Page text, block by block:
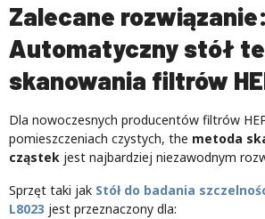
Zalecane rozwiązanie:
Automatyczny stół
skanowania filtrów
Dla nowoczesnych producentów filtrów
pomieszczeniach czystych, the metoda
cząstek jest najbardziej niezawodnym
Sprzęt taki jak Stół do badania
L8023 jest przeznaczony dla: